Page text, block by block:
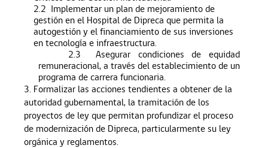
2.2 Implementar un plan de mejoramiento de
gestión en el Hospital de Dipreca que permita la
autogestión y el financiamiento de sus inversiones
en tecnología e infraestructura.
2.3
Asegurar condiciones de equidad
remuneracional, a través del establecimiento de un
programa de carrera funcionaria.
3. Formalizar las acciones tendientes a obtener de la
autoridad gubernamental, la tramitación de los
proyectos de ley que permitan profundizar el proceso
de modernización de Dipreca, particularmente su ley
orgánica y reglamentos.